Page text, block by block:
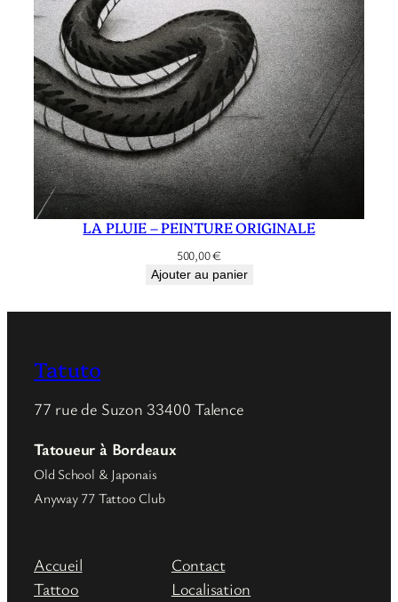
LA PLUIE – PEINTURE ORIGINALE
500,00€
Ajouter au panier
Tatuto
77 rue de Suzon 33400 Talence
Tatoueur à Bordeaux
Old School & Japonais
Anyway 77 Tattoo Club
Accueil
Tattoo
Contact
Localisation